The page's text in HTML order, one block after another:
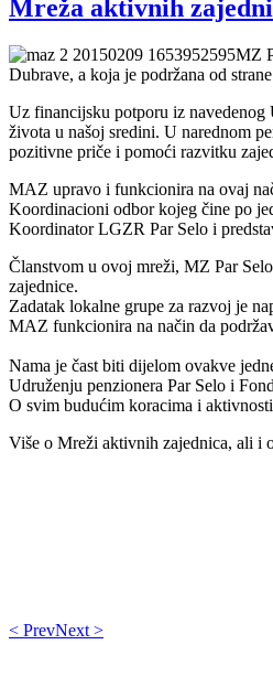
Mreža aktivnih
MZ
Dubrave, a koja je podržana od
Uz financijsku potporu iz
života u našoj sredini. U narednom
pozitivne priče i pomoći razvitku
MAZ upravo i funkcionira na ovaj
Koordinacioni odbor kojeg čine po
Koordinator LGZR Par Selo i
Članstvom u ovoj mreži, MZ Par
zajednice.
Zadatak lokalne grupe za razvoj je
MAZ funkcionira na način da
Nama je čast biti dijelom ovakve
Udruženju penzionera Par Selo i
O svim budućim koracima i
Više o Mreži aktivnih zajednica, ali i
< PrevNext >